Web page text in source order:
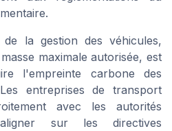
la gestion des véhicules,
maximale autorisée, est
l'empreinte carbone des
entreprises de transport
avec les autorités
sur les directives